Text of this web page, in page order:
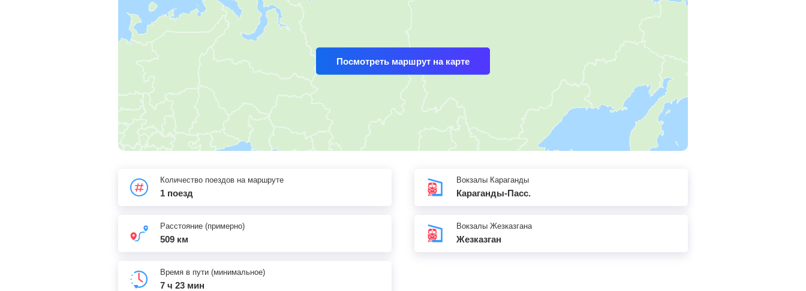
Посмотреть маршрут на карте
Количество поездов на маршруте
1 поезд
Расстояние (примерно)
509 км
Время в пути (минимальное)
7 ч 23 мин
Вокзалы Караганды
Караганды-Пасс.
Вокзалы Жезказгана
Жезказган